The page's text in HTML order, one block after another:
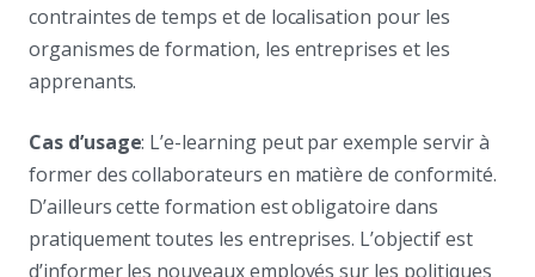
contraintes de temps et de localisation pour les
organismes de formation, les entreprises et les
apprenants.
Cas d’usage: L’e-learning peut par exemple servir à
former des collaborateurs en matière de conformité.
D’ailleurs cette formation est obligatoire dans
pratiquement toutes les entreprises. L’objectif est
d’informer les nouveaux employés sur les politiques